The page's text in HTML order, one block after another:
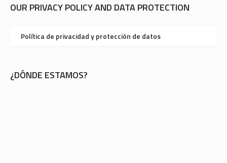
OUR PRIVACY POLICY AND DATA PROTECTION
Política de privacidad y protección de datos
¿DÓNDE ESTAMOS?